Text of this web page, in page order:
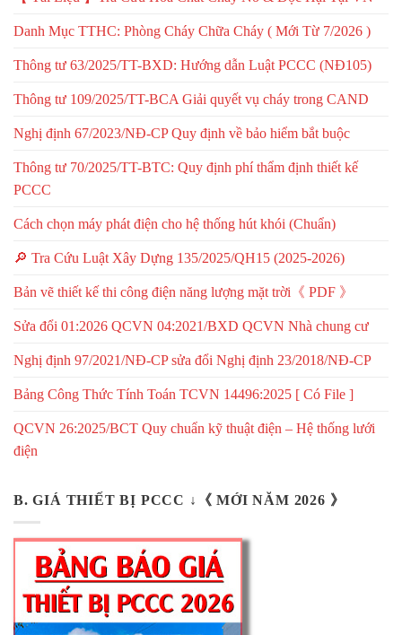
Danh Mục TTHC: Phòng Cháy Chữa Cháy ( Mới Từ 7/2026 )
Thông tư 63/2025/TT-BXD: Hướng dẫn Luật PCCC (NĐ105)
Thông tư 109/2025/TT-BCA Giải quyết vụ cháy trong CAND
Nghị định 67/2023/NĐ-CP Quy định về bảo hiểm bắt buộc
Thông tư 70/2025/TT-BTC: Quy định phí thẩm định thiết kế
PCCC
Cách chọn máy phát điện cho hệ thống hút khói (Chuẩn)
🔎 Tra Cứu Luật Xây Dựng 135/2025/QH15 (2025-2026)
Bản vẽ thiết kế thi công điện năng lượng mặt trời《 PDF 》
Sửa đổi 01:2026 QCVN 04:2021/BXD QCVN Nhà chung cư
Nghị định 97/2021/NĐ-CP sửa đổi Nghị định 23/2018/NĐ-CP
Bảng Công Thức Tính Toán TCVN 14496:2025 [ Có File ]
QCVN 26:2025/BCT Quy chuẩn kỹ thuật điện – Hệ thống lưới
điện
B. GIÁ THIẾT BỊ PCCC ↓《 MỚI NĂM 2026 》